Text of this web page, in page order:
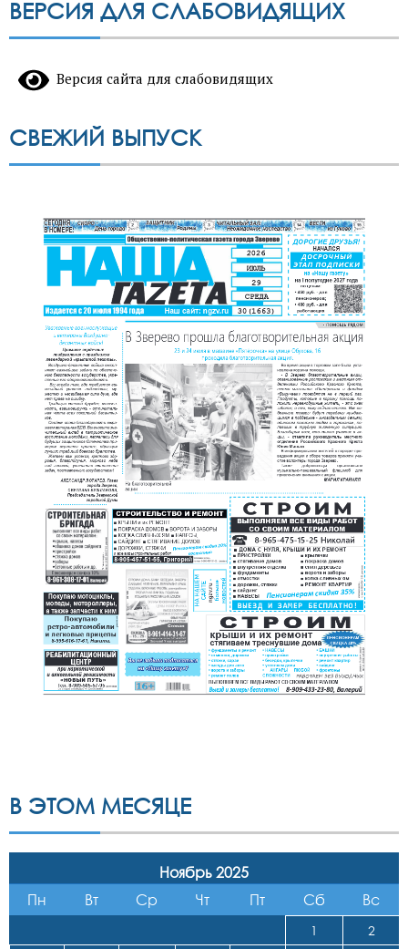
ВЕРСИЯ ДЛЯ СЛАБОВИДЯЩИХ
Версия сайта для слабовидящих
СВЕЖИЙ ВЫПУСК
В ЭТОМ МЕСЯЦЕ
Ноябрь 2025
Пн
Вт Ср Чт Пт Сб Вс
1
2